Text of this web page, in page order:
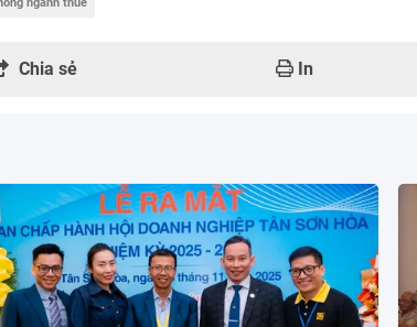
Chia sẻ In